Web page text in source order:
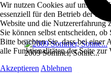
2009 Sommer, Sonne...
Wir nutzen Cookies auf unserer
essenziell für den Betrieb der
Website und die Nutzererfahrung
Sie können selbst entscheiden,
Bitte beachten Sie, dass bei
alle Funktionalitäten der Seite zur
Akzeptieren Ablehnen